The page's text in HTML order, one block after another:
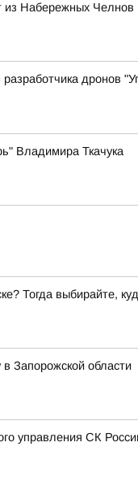
из Набережных Челнов
дронов
Владимира Ткачука
Тогда выбирайте,
Запорожской области
управления СК